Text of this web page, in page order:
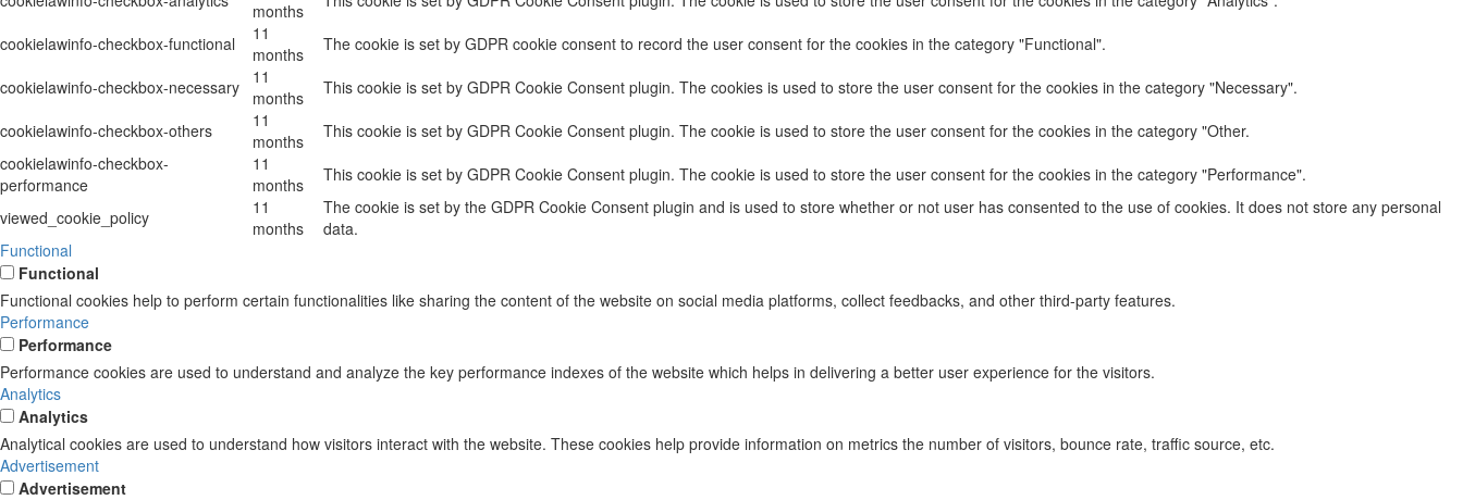
months
cookielawinfo-checkbox-functional
11
months
The cookie is set by GDPR cookie consent to record the user consent for the cookies in the category "Functional".
cookielawinfo-checkbox-necessary
11
months
This cookie is set by GDPR Cookie Consent plugin. The cookies is used to store the user consent for the cookies in the category "Necessary".
cookielawinfo-checkbox-others
11
months
This cookie is set by GDPR Cookie Consent plugin. The cookie is used to store the user consent for the cookies in the category "Other.
cookielawinfo-checkbox-
performance
11
months
This cookie is set by GDPR Cookie Consent plugin. The cookie is used to store the user consent for the cookies in the category "Performance".
viewed_cookie_policy
11
months
The cookie is set by the GDPR Cookie Consent plugin and is used to store whether or not user has consented to the use of cookies. It does not store any personal
data.
Functional
Functional
Functional cookies help to perform certain functionalities like sharing the content of the website on social media platforms, collect feedbacks, and other third-party features.
Performance
Performance
Performance cookies are used to understand and analyze the key performance indexes of the website which helps in delivering a better user experience for the visitors.
Analytics
Analytics
Analytical cookies are used to understand how visitors interact with the website. These cookies help provide information on metrics the number of visitors, bounce rate, traffic source, etc.
Advertisement
Advertisement